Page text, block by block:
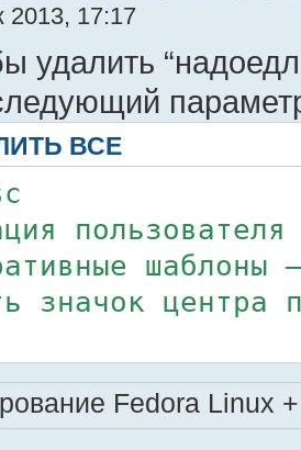
2013, 17:17
удалить
ВСЕ
значок центра
Fedora Linux